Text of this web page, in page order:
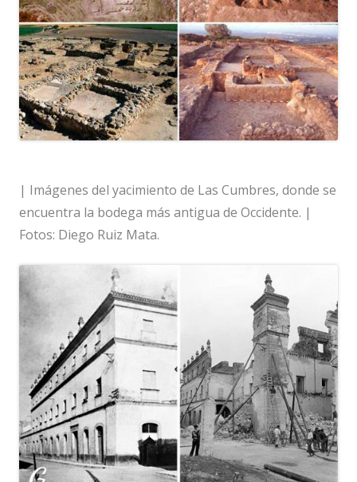
| Imágenes del yacimiento de Las Cumbres, donde se
encuentra la bodega más antigua de Occidente. |
Fotos: Diego Ruiz Mata.